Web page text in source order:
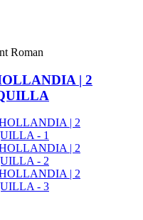
Roman
| 2